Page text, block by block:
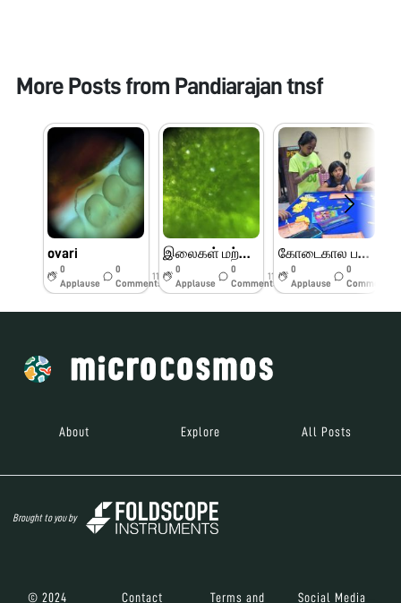
More Posts from Pandiarajan tnsf
ovari
0
Applause
0
Comments
11w
இலைகள் மற்றும் பூக்களின் பாகங்கள்
0
Applause
0
Comments
11w
கோடைகால பயிற்சி முகாம் பெரியார் அறிவியல் மையம்
0
Applause
0
Comments
About Explore All Posts
Brought to you by
© 2024 Contact Terms and Social Media